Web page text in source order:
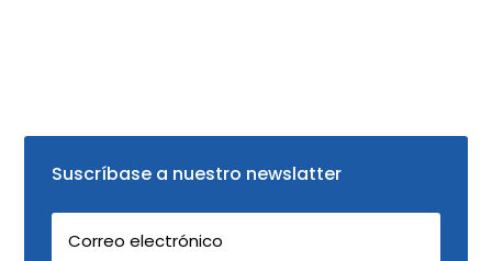
Suscríbase a nuestro newslatter